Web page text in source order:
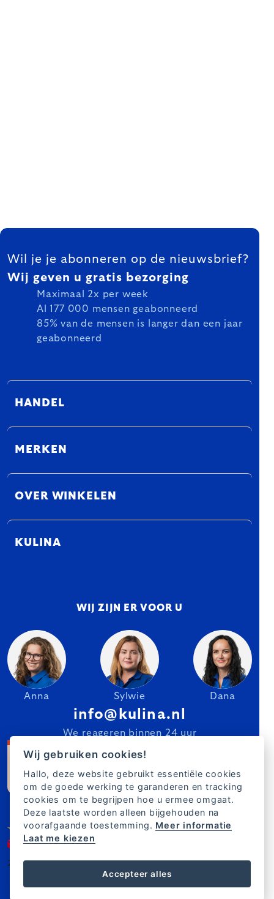
FOOTER
Wil je je abonneren op de nieuwsbrief?
Wij geven u gratis bezorging
Maximaal 2x per week
Al 177 000 mensen geabonneerd
85% van de mensen is langer dan een jaar
geabonneerd
HANDEL
MERKEN
OVER WINKELEN
KULINA
WIJ ZIJN ER VOOR U
Anna Sylwie Dana
info@kulina.nl
We reageren binnen 24 uur
2007–2025 Kulina.nl NL
Wij gebruiken cookies!
Hallo, deze website gebruikt essentiële cookies
om de goede werking te garanderen en tracking
cookies om te begrijpen hoe u ermee omgaat.
Deze laatste worden alleen bijgehouden na
voorafgaande toestemming. Meer informatie
Laat me kiezen
Accepteer alles